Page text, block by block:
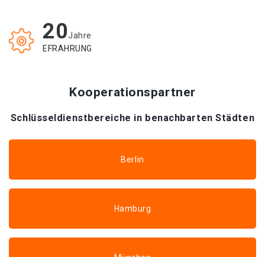
20Jahre
EFRAHRUNG
Kooperationspartner
Schlüsseldienstbereiche in benachbarten Städten
Berlin
Hamburg